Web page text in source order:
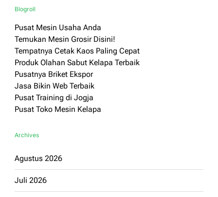
Blogroll
Pusat Mesin Usaha Anda
Temukan Mesin Grosir Disini!
Tempatnya Cetak Kaos Paling Cepat
Produk Olahan Sabut Kelapa Terbaik
Pusatnya Briket Ekspor
Jasa Bikin Web Terbaik
Pusat Training di Jogja
Pusat Toko Mesin Kelapa
Archives
Agustus 2026
Juli 2026